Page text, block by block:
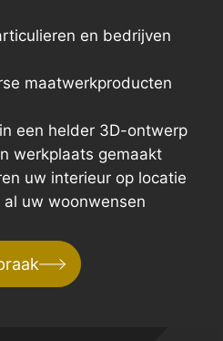
en bedrijven
maatwerkproducten
een helder 3D-ontwerp
werkplaats gemaakt
uw interieur op locatie
al uw woonwensen